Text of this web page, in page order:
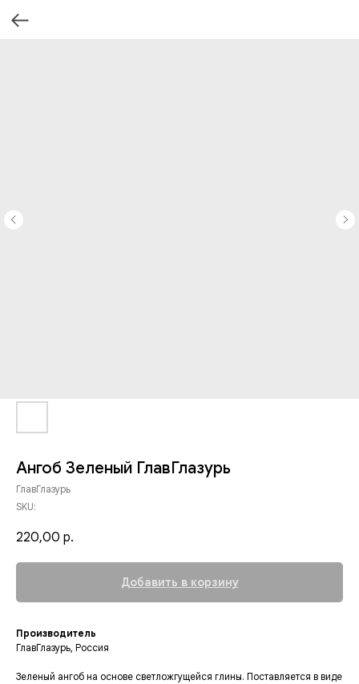
Ангоб Зеленый ГлавГлазурь
ГлавГлазурь
SKU:
220,00 р.
Добавить в корзину
Производитель
ГлавГлазурь, Россия
Зеленый ангоб на основе светложгущейся глины. Поставляется в виде